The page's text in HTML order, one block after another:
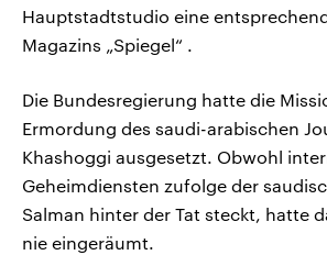
Hauptstadtstudio eine
Magazins „Spiegel“ .
Die Bundesregierung hatte die
Ermordung des saudi-arabischen
Khashoggi ausgesetzt. Obwohl
Geheimdiensten zufolge der
Salman hinter der Tat steckt, hatte
nie eingeräumt.